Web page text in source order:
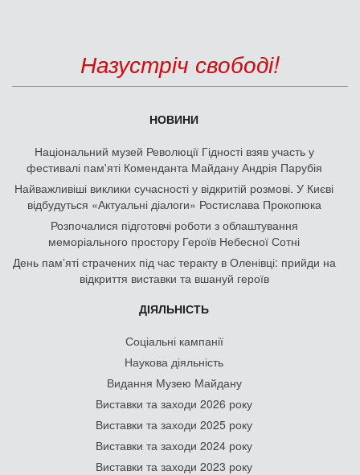
Назустріч свободі!
НОВИНИ
Національний музей Революції Гідності взяв участь у
фестивалі пам'яті Коменданта Майдану Андрія Парубія
Найважливіші виклики сучасності у відкритій розмові. У Києві
відбудуться «Актуальні діалоги» Ростислава Прокопюка
Розпочалися підготовчі роботи з облаштування
меморіального простору Героїв Небесної Сотні
День памʼяті страчених під час теракту в Оленівці: прийди на
відкриття виставки та вшануй героїв
ДІЯЛЬНІСТЬ
Соціальні кампанії
Наукова діяльність
Видання Музею Майдану
Виставки та заходи 2026 року
Виставки та заходи 2025 року
Виставки та заходи 2024 року
Виставки та заходи 2023 року